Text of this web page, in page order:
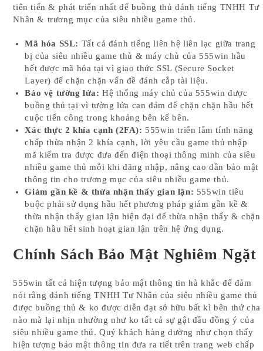
tiên tiến & phát triển nhất để buồng thủ đánh tiếng TNHH Tư
Nhân & trương mục của siêu nhiều game thủ.
Mã hóa SSL: Tất cả đánh tiếng liên hệ liên lạc giữa trang
bị của siêu nhiều game thủ & máy chủ của 555win hầu
hết được mã hóa tại vì giao thức SSL (Secure Socket
Layer) để chặn chặn vấn đề đánh cắp tài liệu.
Bảo vệ tường lửa: Hệ thống máy chủ của 555win được
buồng thủ tại vì tường lửa can đảm để chặn chặn hầu hết
cuộc tiến công trong khoảng bên kế bên.
Xác thực 2 khía cạnh (2FA): 555win triển lẵm tính năng
chấp thừa nhận 2 khía cạnh, lời yêu cầu game thủ nhập
mã kiểm tra được đưa đến điện thoại thông minh của siêu
nhiều game thủ mỗi khi đăng nhập, nâng cao dần bảo mật
thông tin cho trương mục của siêu nhiều game thủ.
Giám gần kề & thừa nhận thấy gian lận: 555win tiêu
buộc phải sử dụng hầu hết phương pháp giám gần kề &
thừa nhận thấy gian lận hiện đại để thừa nhận thấy & chặn
chặn hầu hết sinh hoạt gian lận trên hệ ứng dụng.
Chính Sách Bảo Mật Nghiêm Ngặt
555win tất cả hiện tượng bảo mật thông tin hà khắc để đảm
nói rằng đánh tiếng TNHH Tư Nhân của siêu nhiều game thủ
được buồng thủ & ko được diễn đạt sở hữu bất kì bên thứ cha
nào mà lại nhịn nhường như ko tất cả sự gật đầu đồng ý của
siêu nhiều game thủ. Quý khách hàng dường như chọn thấy
hiện tượng bảo mật thông tin đưa ra tiết trên trang web chấp